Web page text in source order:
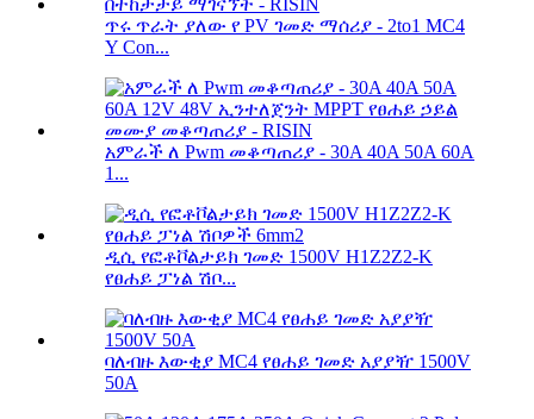
ጥሩ ጥራት ያለው የ PV ገመድ ማሰሪያ - 2to1 MC4
Y Con...
አምራች ለ Pwm መቆጣጠሪያ - 30A 40A 50A 60A
1...
ዲሲ የፎቶቮልታይክ ገመድ 1500V H1Z2Z2-K
የፀሐይ ፓነል ሽቦ...
ባለብዙ እውቂያ MC4 የፀሐይ ገመድ አያያዥ 1500V
50A